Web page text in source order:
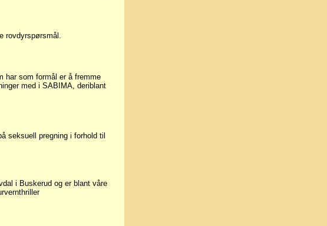
rovdyrspørsmål.
har som formål er å fremme
med i SABIMA, deriblant
seksuell pregning i forhold til
i Buskerud og er blant våre